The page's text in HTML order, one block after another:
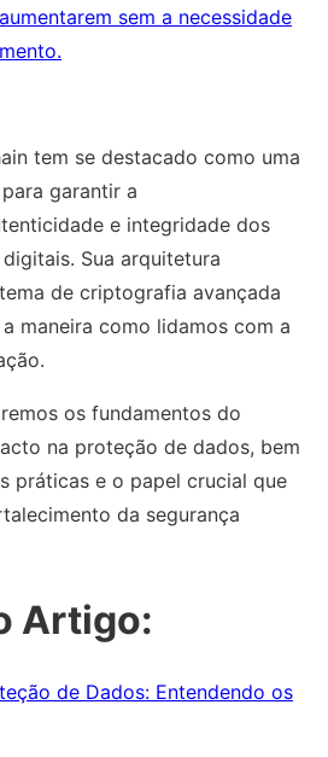
sem a necessidade
tem se destacado como uma
garantir a
e integridade dos
Sua arquitetura
de criptografia avançada
maneira como lidamos com a
os fundamentos do
na proteção de dados, bem
práticas e o papel crucial que
da segurança
Artigo:
de Dados: Entendendo os